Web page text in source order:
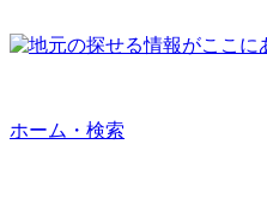
ホーム・検索